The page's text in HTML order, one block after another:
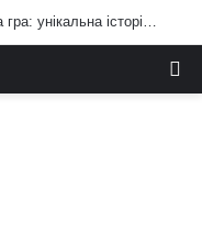
Коли з’явилась перша комп’ютерна гра: унікальна історія цілої індустрії